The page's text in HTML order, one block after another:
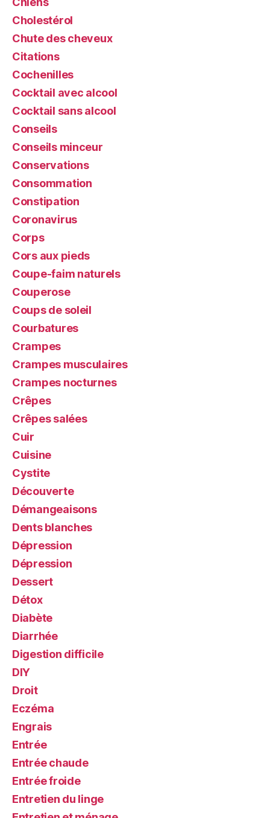
Cholestérol
Chute des cheveux
Citations
Cochenilles
Cocktail avec alcool
Cocktail sans alcool
Conseils
Conseils minceur
Conservations
Consommation
Constipation
Coronavirus
Corps
Cors aux pieds
Coupe-faim naturels
Couperose
Coups de soleil
Courbatures
Crampes
Crampes musculaires
Crampes nocturnes
Crêpes
Crêpes salées
Cuir
Cuisine
Cystite
Découverte
Démangeaisons
Dents blanches
Dépression
Dépression
Dessert
Détox
Diabète
Diarrhée
Digestion difficile
DIY
Droit
Eczéma
Engrais
Entrée
Entrée chaude
Entrée froide
Entretien du linge